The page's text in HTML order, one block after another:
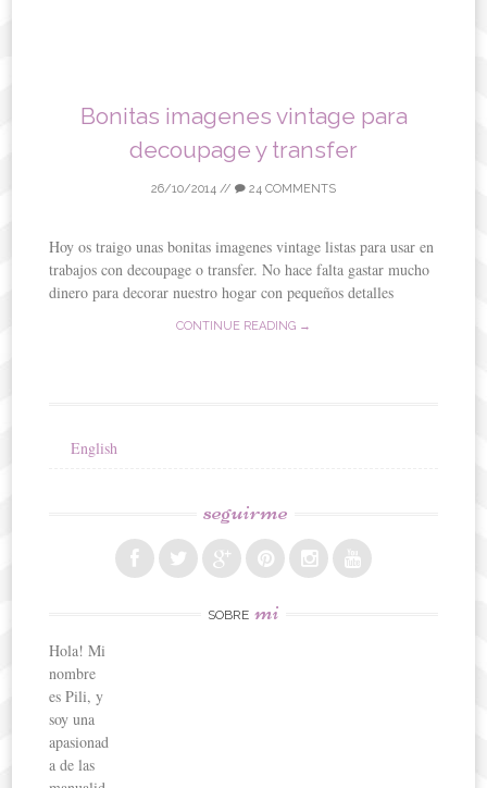
Bonitas imagenes vintage para
decoupage y transfer
26/10/2014 // 24 COMMENTS
Hoy os traigo unas bonitas imagenes vintage listas para usar en
trabajos con decoupage o transfer. No hace falta gastar mucho
dinero para decorar nuestro hogar con pequeños detalles
CONTINUE READING →
English
seguirme
SOBRE mi
Hola! Mi
nombre
es Pili, y
soy una
apasionad
a de las